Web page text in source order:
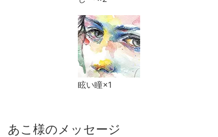
眩い瞳×1
あこ様のメッセージ